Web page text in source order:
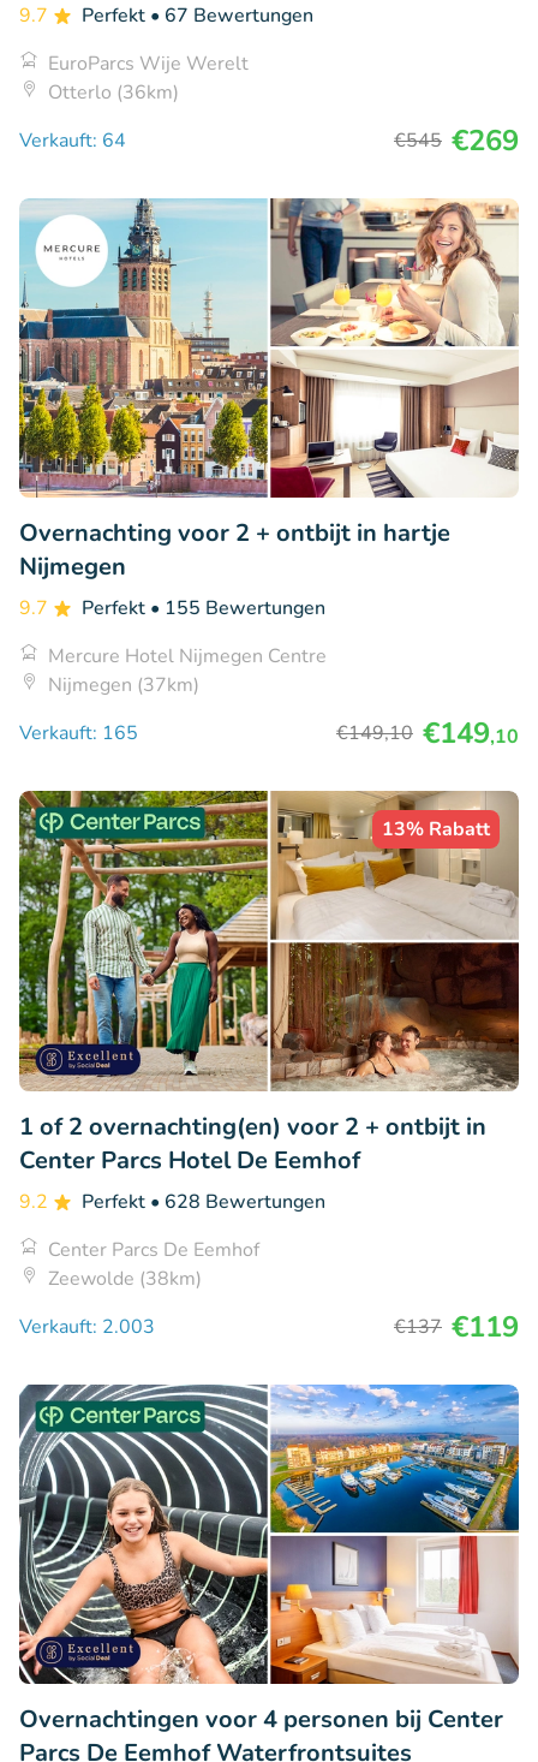
9.7 Perfekt • 67 Bewertungen
EuroParcs Wije Werelt
Otterlo (36km)
Verkauft: 64
€545 €269
Overnachting voor 2 + ontbijt in hartje
Nijmegen
9.7 Perfekt • 155 Bewertungen
Mercure Hotel Nijmegen Centre
Nijmegen (37km)
Verkauft: 165
€149,10 €149,10
13% Rabatt
1 of 2 overnachting(en) voor 2 + ontbijt in
Center Parcs Hotel De Eemhof
9.2 Perfekt • 628 Bewertungen
Center Parcs De Eemhof
Zeewolde (38km)
Verkauft: 2.003
€137 €119
Overnachtingen voor 4 personen bij Center
Parcs De Eemhof Waterfrontsuites